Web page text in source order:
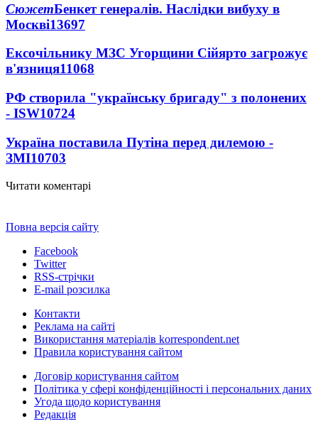
СюжетБенкет генералів. Наслідки вибуху в
Москві13697
Ексочільнику МЗС Угорщини Сійярто загрожує
в'язниця11068
РФ створила "українську бригаду" з полонених
- ISW10724
Україна поставила Путіна перед дилемою -
ЗМІ10703
Читати коментарі
Повна версія сайту
Facebook
Twitter
RSS-стрічки
E-mail розсилка
Контакти
Реклама на сайті
Використання матеріалів korrespondent.net
Правила користування сайтом
Договір користування сайтом
Політика у сфері конфіденційності і персональних даних
Угода щодо користування
Редакція